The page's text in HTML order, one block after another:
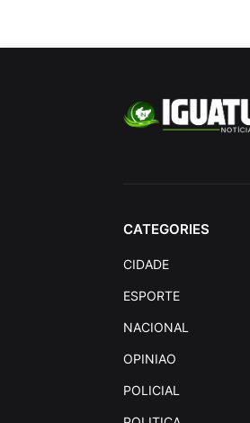
CATEGORIES
CIDADE
ESPORTE
NACIONAL
OPINIAO
POLICIAL